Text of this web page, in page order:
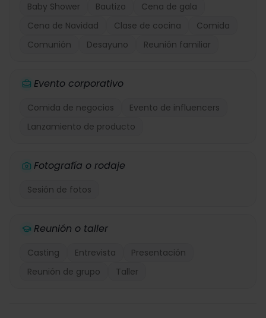
Baby Shower Bautizo
Cena de gala
Cena de Navidad
Clase de cocina
Comida
Comunión
Desayuno Reunión familiar
Evento corporativo
Comida de negocios
Evento de influencers
Lanzamiento de producto
Fotografía o rodaje
Sesión de fotos
Reunión o taller
Casting Entrevista
Presentación
Reunión de grupo
Taller